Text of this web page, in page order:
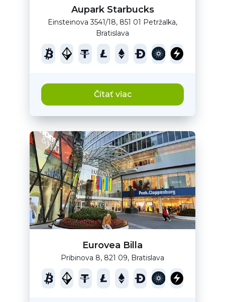
Aupark Starbucks
Einsteinova 3541/18, 851 01 Petržalka,
Bratislava
Čítať viac
Eurovea Billa
Pribinova 8, 821 09, Bratislava